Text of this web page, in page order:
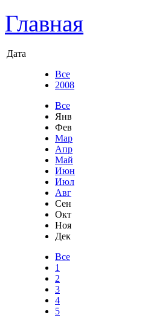
Главная
Дата
Все
2008
Все
Янв
Фев
Мар
Апр
Май
Июн
Июл
Авг
Сен
Окт
Ноя
Дек
Все
1
2
3
4
5